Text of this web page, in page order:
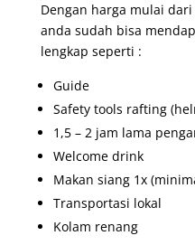
Dengan harga mulai dari
anda sudah bisa
lengkap seperti :
Guide
Safety tools rafting
1,5 – 2 jam lama
Welcome drink
Makan siang 1x
Transportasi lokal
Kolam renang